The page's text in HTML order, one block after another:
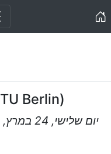
TU Berlin)
יום שלישי, 24 במרץ, 2020, 14:30 – 15:30